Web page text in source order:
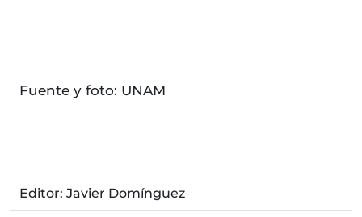
Fuente y foto: UNAM
Editor: Javier Domínguez